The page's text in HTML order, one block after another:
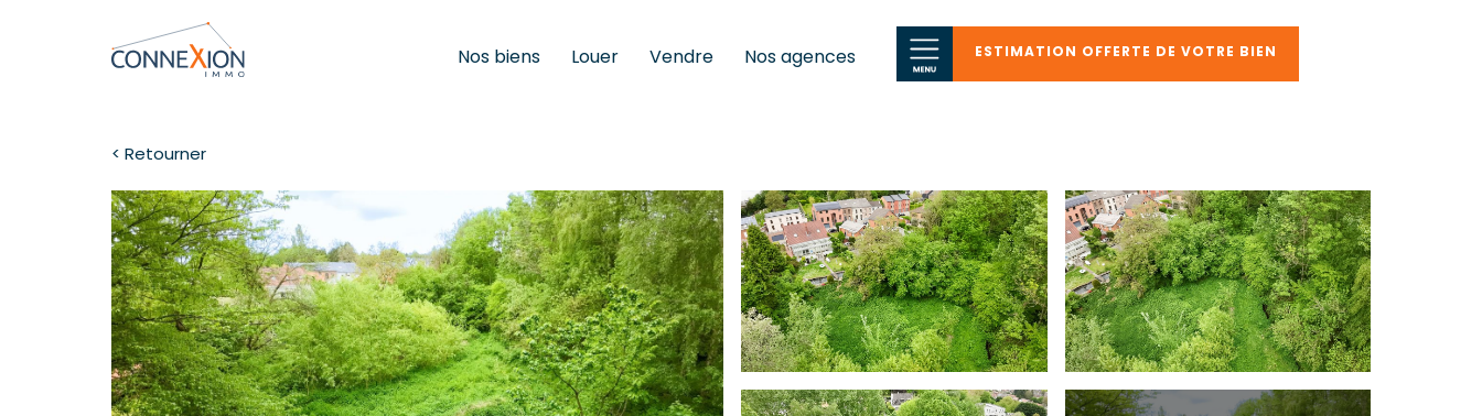
Nos biens Louer Vendre Nos agences ESTIMATION OFFERTE DE VOTRE BIEN
< Retourner